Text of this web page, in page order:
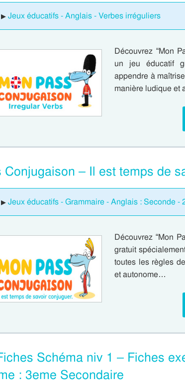
▶ Jeux éducatifs - Anglais - Verbes irréguliers
Découvrez “Mon
un jeu éducatif
appendre à
manière ludique et
Conjugaison – Il est temps de
▶ Jeux éducatifs - Grammaire - Anglais : Seconde -
Découvrez “Mon
gratuit
toutes les règles
et autonome…
Schéma niv 1 – Fiches
: 3eme Secondaire